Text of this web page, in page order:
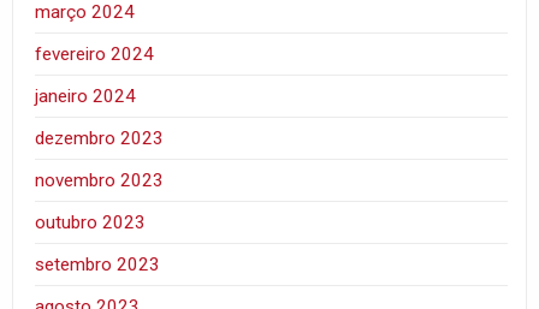
março 2024
fevereiro 2024
janeiro 2024
dezembro 2023
novembro 2023
outubro 2023
setembro 2023